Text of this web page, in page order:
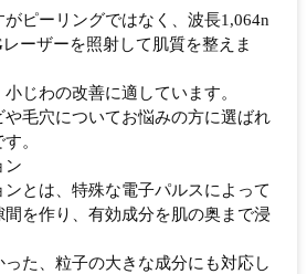
ピーリングではなく、波長1,064n
ーザーを照射して肌質を整えま
じわの改善に適しています。
毛穴についてお悩みの方に選ばれ
。
ン
とは、特殊な電子パルスによって
を作り、有効成分を肌の奥まで浸
た、粒子の大きな成分にも対応し